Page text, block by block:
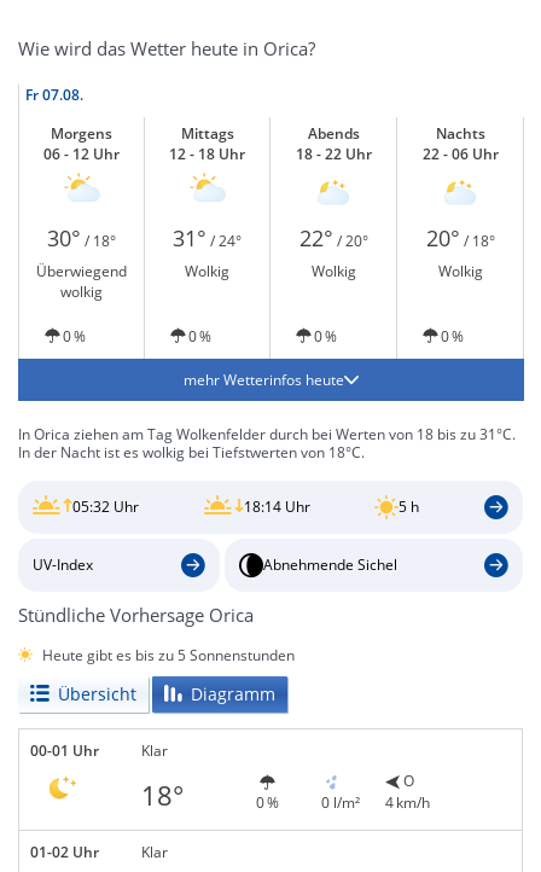
Wie wird das Wetter heute in Orica?
Fr07.08.
Morgens
06 - 12 Uhr
Mittags
12 - 18 Uhr
Abends
18 - 22 Uhr
Nachts
22 - 06 Uhr
30° / 18° 31° / 24° 22° / 20° 20° / 18°
Überwiegend
wolkig
Wolkig Wolkig Wolkig
0 % 0 % 0 % 0 %
mehr Wetterinfos heute
In Orica ziehen am Tag Wolkenfelder durch bei Werten von 18 bis zu 31°C.
In der Nacht ist es wolkig bei Tiefstwerten von 18°C.
05:32 Uhr 18:14 Uhr 5 h
UV-Index Abnehmende Sichel
Stündliche Vorhersage Orica
Heute gibt es bis zu 5 Sonnenstunden
Übersicht Diagramm
00-01 Uhr Klar
18° 0 % 0 l/m²
O
4 km/h
01-02 Uhr Klar